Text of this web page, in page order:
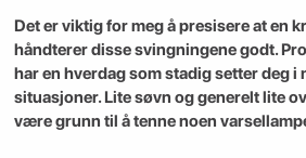
Det er viktig for meg å presisere at en
håndterer disse svingningene godt.
har en hverdag som stadig setter deg i
situasjoner. Lite søvn og generelt lite
være grunn til å tenne noen